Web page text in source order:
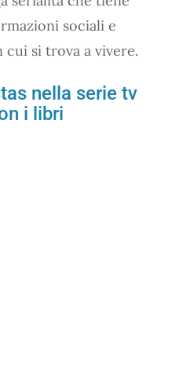
sociali e
cui si trova a vivere.
nella serie tv
i libri